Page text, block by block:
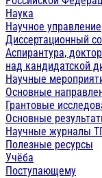
Наука
Научное управление
Диссертационный
Аспирантура,
над кандидатской
Научные
Основные
Грантовые
Основные
Научные журналы
Полезные ресурсы
Учёба
Поступающему